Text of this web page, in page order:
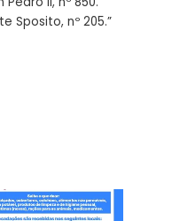
Sposito, nº 205.”